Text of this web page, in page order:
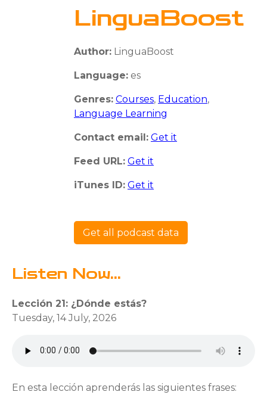
LinguaBoost
Author: LinguaBoost
Language: es
Genres: Courses, Education,
Language Learning
Contact email: Get it
Feed URL: Get it
iTunes ID: Get it
Get all podcast data
Listen Now...
Lección 21: ¿Dónde estás?
Tuesday, 14 July, 2026
En esta lección aprenderás las siguientes frases: